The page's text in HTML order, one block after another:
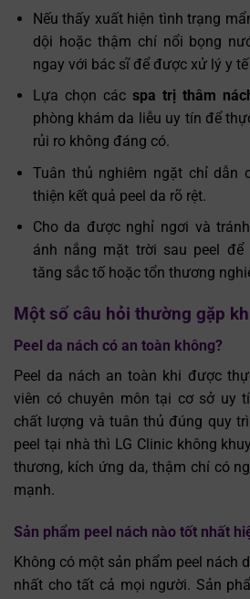
Nếu thấy xuất hiện tình trạng
dội hoặc thậm chí nổi bọng
ngay với bác sĩ để được xử lý y
Lựa chọn các spa trị thâm
phòng khám da liễu uy tín để
rủi ro không đáng có.
Tuân thủ nghiêm ngặt chỉ dẫn
thiện kết quả peel da rõ rệt.
Cho da được nghỉ ngơi và
ánh nắng mặt trời sau peel
tăng sắc tố hoặc tổn thương
Một số câu hỏi thường gặp
Peel da nách có an toàn không?
Peel da nách an toàn khi được
viên có chuyên môn tại cơ sở uy
chất lượng và tuân thủ đúng quy
peel tại nhà thì LG Clinic không
thương, kích ứng da, thậm chí có
mạnh.
Sản phẩm peel nách nào tốt nhất
Không có một sản phẩm peel nách
nhất cho tất cả mọi người. Sản